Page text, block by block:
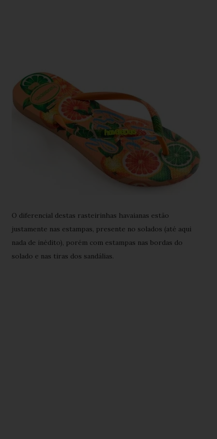
O diferencial destas rasteirinhas havaianas estão
justamente nas estampas, presente no solados (até aqui
nada de inédito), porém com estampas nas bordas do
solado e nas tiras dos sandálias.